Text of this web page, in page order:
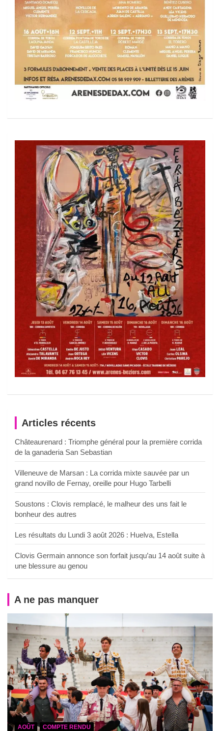
Articles récents
Châteaurenard : Triomphe général pour la première corrida
de la ganaderia San Sebastian
Villeneuve de Marsan : La corrida mixte sauvée par un
grand novillo de Fernay, oreille pour Hugo Tarbelli
Soustons : Clovis remplacé, le malheur des uns fait le
bonheur des autres
Les résultats du Lundi 3 août 2026 : Huelva, Estella
Clovis Germain annonce son forfait jusqu’au 14 août suite à
une blessure au genou
A ne pas manquer
AOÛT COMPTE RENDU